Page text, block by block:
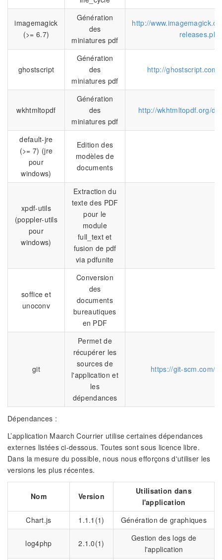
imagemagick
(>= 6.7)
Génération
des
miniatures pdf
http://
releases.php
ghostscript
Génération
des
miniatures pdf
http://
wkhtmltopdf
Génération
des
miniatures pdf
http://wkhtmltopdf.org/
default-jre
(>= 7) (jre
pour
windows)
Edition des
modèles de
documents
xpdf-utils
(poppler-utils
pour
windows)
Extraction du
texte des PDF
pour le
module
full_text et
fusion de pdf
via pdfunite
soffice et
unoconv
Conversion
des
documents
bureautiques
en PDF
git
Permet de
récupérer les
sources de
l'application et
les
dépendances
https://git-scm.com/
Dépendances :
L’application Maarch Courrier utilise certaines dépendances
externes listées ci-dessous. Toutes sont sous licence libre.
Dans la mesure du possible, nous nous efforçons d'utiliser les
versions les plus récentes.
Nom Version
Utilisation dans
l'application
Chart.js
1.1.1(1) Génération de graphiques
log4php 2.1.0(1)
Gestion des logs de
l'application